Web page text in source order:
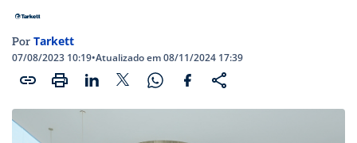
Por Tarkett
07/08/2023 10:19•Atualizado em 08/11/2024 17:39